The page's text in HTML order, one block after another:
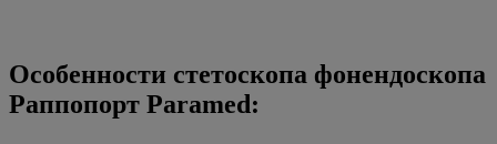
Особенности стетоскопа фонендоскопа
Раппопорт Paramed: